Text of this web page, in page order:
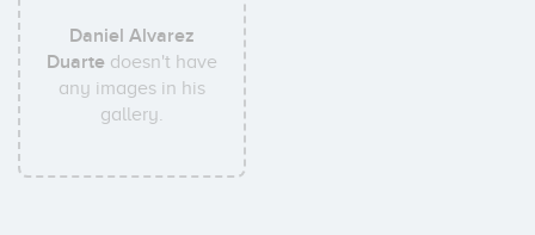
Daniel Alvarez
Duarte doesn't have
any images in his
gallery.